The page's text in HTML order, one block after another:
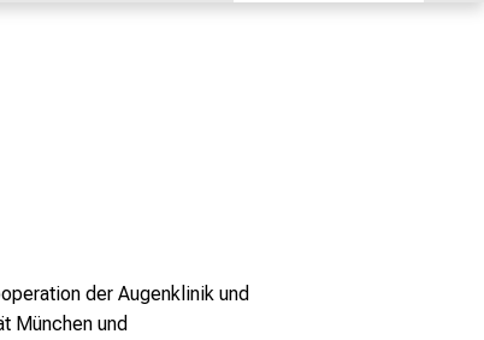
der Augenklinik und
München und